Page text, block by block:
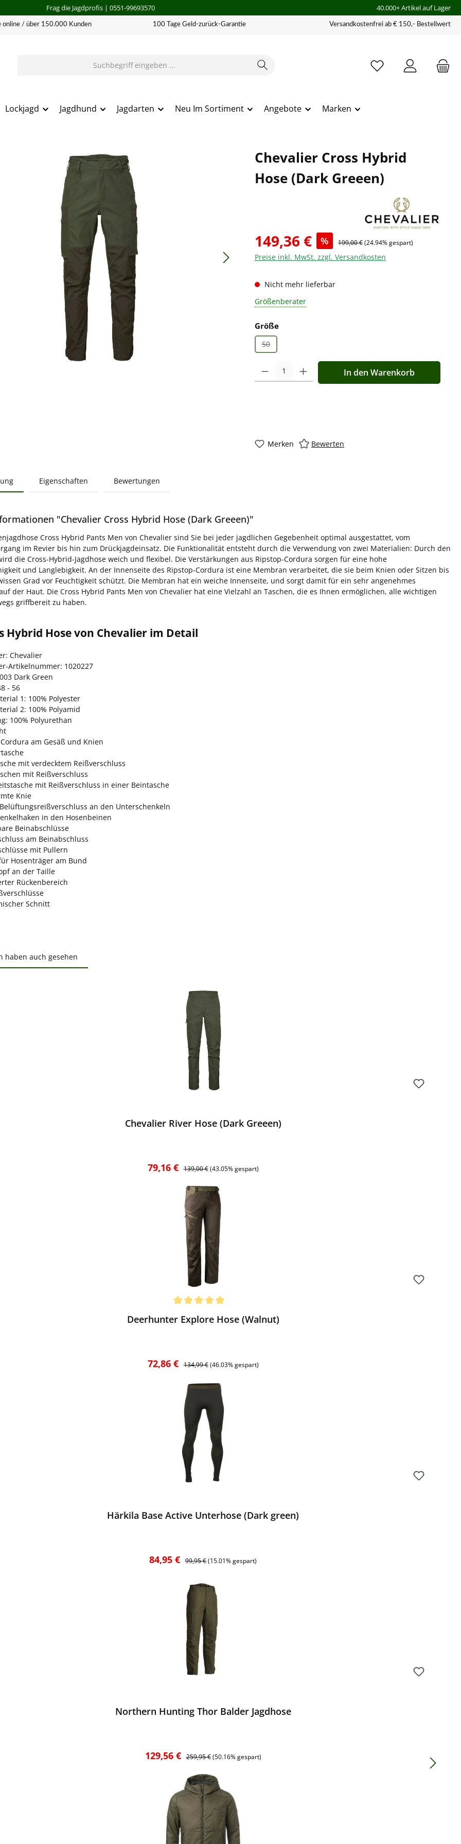
Frag die Jagdprofis| 0551-99693570 40.000+ Artikel auf Lager
online / über 150.000 Kunden 100 Tage Geld-zurück-Garantie Versandkostenfrei ab € 150,- Bestellwert
Lockjagd Jagdhund Jagdarten Neu Im Sortiment Angebote Marken
Chevalier Cross Hybrid
Hose (Dark Greeen)
149,36 € % 199,00 €(24.94% gespart)
Preise inkl. MwSt. zzgl. Versandkosten
Nicht mehr lieferbar
Größenberater
Größeauswählen
50
(Diese Option ist zurzeit nicht verfügbar.)
Produkt Anzahl: Gib den gewünschten Wert ein oder
In den Warenkorb
Merken Bewerten
Eigenschaften Bewertungen
"Chevalier Cross Hybrid Hose (Dark Greeen)"
Cross Hybrid Pants Men von Chevalier sind Sie bei jeder jagdlichen Gegebenheit optimal ausgestattet, vom
im Revier bis hin zum Drückjagdeinsatz. Die Funktionalität entsteht durch die Verwendung von zwei Materialien: Durch den
die Cross-Hybrid-Jagdhose weich und flexibel. Die Verstärkungen aus Ripstop-Cordura sorgen für eine hohe
und Langlebigkeit. An der Innenseite des Ripstop-Cordura ist eine Membran verarbeitet, die sie beim Knien oder Sitzen bis
Grad vor Feuchtigkeit schützt. Die Membran hat ein weiche Innenseite, und sorgt damit für ein sehr angenehmes
der Haut. Die Cross Hybrid Pants Men von Chevalier hat eine Vielzahl an Taschen, die es Ihnen ermöglichen, alle wichtigen
griffbereit zu haben.
Hybrid Hose von Chevalier im Detail
Chevalier
Artikelnummer: 1020227
Dark Green
- 56
1: 100% Polyester
2: 100% Polyamid
100% Polyurethan
am Gesäß und Knien
mit verdecktem Reißverschluss
mit Reißverschluss
mit Reißverschluss in einer Beintasche
Knie
an den Unterschenkeln
in den Hosenbeinen
Beinabschlüsse
am Beinabschluss
mit Pullern
Hosenträger am Bund
an der Taille
Rückenbereich
Schnitt
haben auch gesehen
Chevalier River Hose (Dark Greeen)
Verkaufspreis:
79,16 € Regulärer Preis:
139,00 € (43.05% gespart)
Deerhunter Explore Hose (Walnut)
Verkaufspreis:
72,86 € Regulärer Preis:
134,99 € (46.03% gespart)
Härkila Base Active Unterhose (Dark green)
Verkaufspreis:
84,95 € Regulärer Preis:
99,95 €(15.01% gespart)
Northern Hunting Thor Balder Jagdhose
Verkaufspreis:
129,56 € Regulärer Preis:
259,95 € (50.16% gespart)